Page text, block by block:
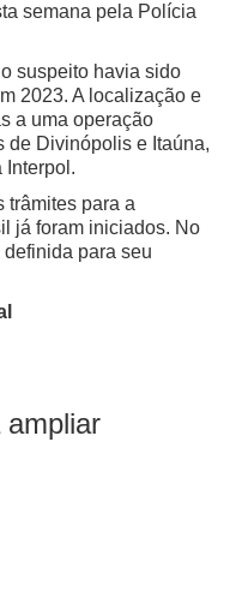
semana pela Polícia
suspeito havia sido
2023. A localização e
a uma operação
de Divinópolis e Itaúna,
Interpol.
trâmites para a
já foram iniciados. No
para seu
ampliar